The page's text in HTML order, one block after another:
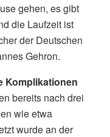
gehen, es gibt
die Laufzeit ist
der Deutschen
Gehron.
Komplikationen
bereits nach drei
wie etwa
wurde an der